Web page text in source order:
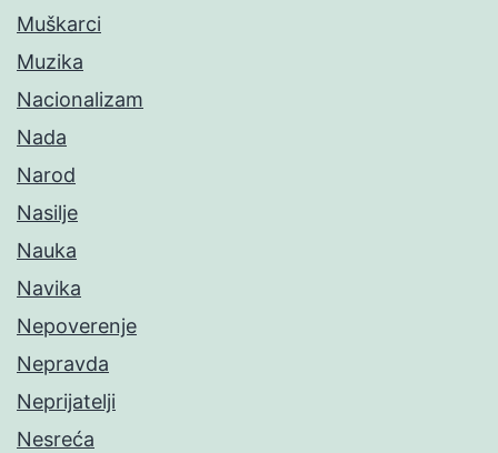
Muškarci
Muzika
Nacionalizam
Nada
Narod
Nasilje
Nauka
Navika
Nepoverenje
Nepravda
Neprijatelji
Nesreća